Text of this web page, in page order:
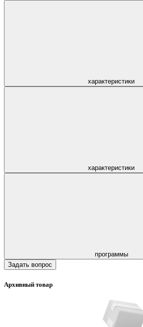
характеристики
характеристики
программы
Задать вопрос
Архивный товар